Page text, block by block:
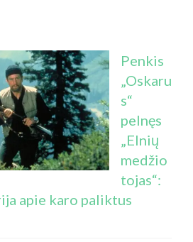
Penkis
„Oskaru
s“
pelnęs
„Elnių
medžio
tojas“:
apie karo paliktus